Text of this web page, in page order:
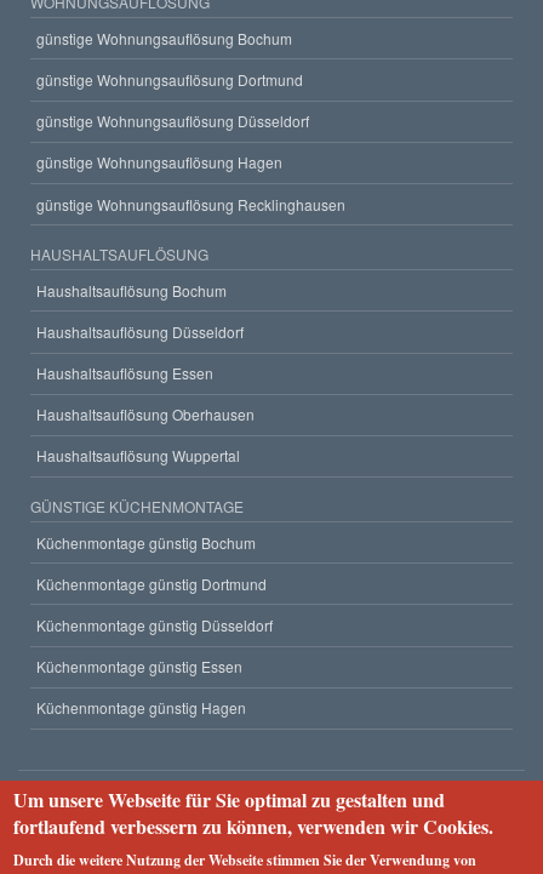
günstige Wohnungsauflösung Bochum
günstige Wohnungsauflösung Dortmund
günstige Wohnungsauflösung Düsseldorf
günstige Wohnungsauflösung Hagen
günstige Wohnungsauflösung Recklinghausen
HAUSHALTSAUFLÖSUNG
Haushaltsauflösung Bochum
Haushaltsauflösung Düsseldorf
Haushaltsauflösung Essen
Haushaltsauflösung Oberhausen
Haushaltsauflösung Wuppertal
GÜNSTIGE KÜCHENMONTAGE
Küchenmontage günstig Bochum
Küchenmontage günstig Dortmund
Küchenmontage günstig Düsseldorf
Küchenmontage günstig Essen
Küchenmontage günstig Hagen
Unternehmen
Impressum Datenschutzerklärung Webseiten-Struktur
Um unsere Webseite für Sie optimal zu gestalten und
fortlaufend verbessern zu können, verwenden wir Cookies.
Durch die weitere Nutzung der Webseite stimmen Sie der Verwendung von